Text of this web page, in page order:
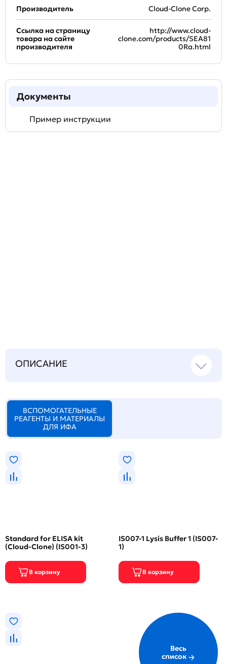
Производитель Cloud-Clone Corp.
Ссылка на страницу
товара на сайте
производителя
http://www.cloud-
clone.com/products/SEA81
0Ra.html
Документы
Пример инструкции
ОПИСАНИЕ
ВСПОМОГАТЕЛЬНЫЕ
РЕАГЕНТЫ И МАТЕРИАЛЫ
ДЛЯ ИФА
Standard for ELISA kit
(Cloud-Clone) (IS001-3)
IS007-1 Lysis Buffer 1 (IS007-
1)
Весь
список